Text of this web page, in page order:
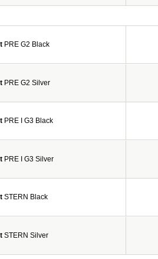
PRE G2 Black
PRE G2 Silver
PRE I G3 Black
PRE I G3 Silver
STERN Black
STERN Silver